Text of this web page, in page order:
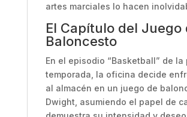
artes marciales lo hacen
El Capítulo del Juego
Baloncesto
En el episodio “Basketball” de la
temporada, la oficina decide
al almacén en un juego de
Dwight, asumiendo el papel de